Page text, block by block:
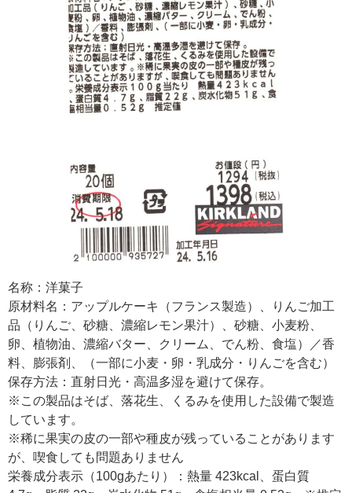
名称：洋菓子
原材料名：アップルケーキ（フランス製造）、りんご加工
品（りんご、砂糖、濃縮レモン果汁）、砂糖、小麦粉、
卵、植物油、濃縮バター、クリーム、でん粉、食塩）／香
料、膨張剤、（一部に小麦・卵・乳成分・りんごを含む）
保存方法：直射日光・高温多湿を避けて保存。
※この製品はそば、落花生、くるみを使用した設備で製造
しています。
※稀に果実の皮の一部や種皮が残っていることがあります
が、喫食しても問題ありません
栄養成分表示（100gあたり）：熱量 423kcal、蛋白質